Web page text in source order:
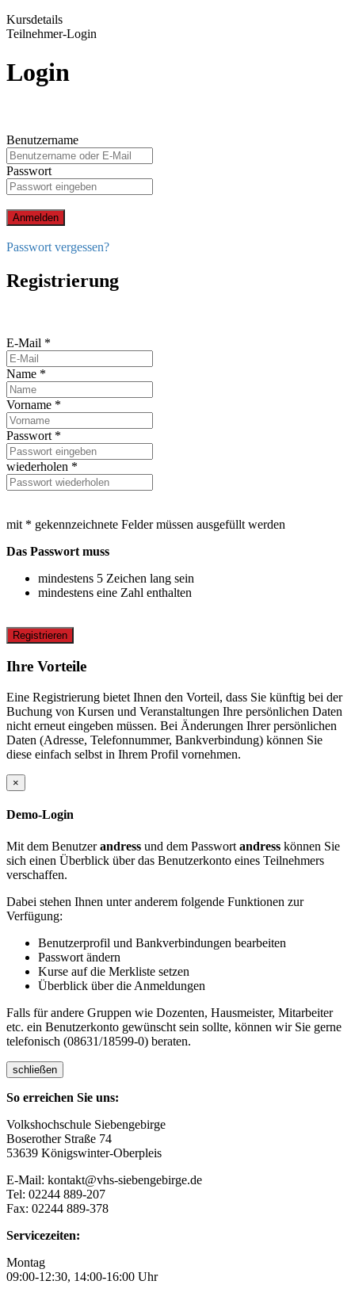
Kursdetails
Teilnehmer-Login
Login
Benutzername
Passwort
Anmelden
Passwort vergessen?
Registrierung
E-Mail *
Name *
Vorname *
Passwort *
wiederholen *
mit * gekennzeichnete Felder müssen ausgefüllt werden
Das Passwort muss
mindestens 5 Zeichen lang sein
mindestens eine Zahl enthalten
Registrieren
Ihre Vorteile
Eine Registrierung bietet Ihnen den Vorteil, dass Sie künftig bei der
Buchung von Kursen und Veranstaltungen Ihre persönlichen Daten
nicht erneut eingeben müssen. Bei Änderungen Ihrer persönlichen
Daten (Adresse, Telefonnummer, Bankverbindung) können Sie
diese einfach selbst in Ihrem Profil vornehmen.
×
Demo-Login
Mit dem Benutzerandress und dem Passwort andress können Sie
sich einen Überblick über das Benutzerkonto eines Teilnehmers
verschaffen.
Dabei stehen Ihnen unter anderem folgende Funktionen zur
Verfügung:
Benutzerprofil und Bankverbindungen bearbeiten
Passwort ändern
Kurse auf die Merkliste setzen
Überblick über die Anmeldungen
Falls für andere Gruppen wie Dozenten, Hausmeister, Mitarbeiter
etc. ein Benutzerkonto gewünscht sein sollte, können wir Sie gerne
telefonisch (08631/18599-0) beraten.
schließen
So erreichen Sie uns:
Volkshochschule Siebengebirge
Boserother Straße 74
53639 Königswinter-Oberpleis
E-Mail: kontakt@vhs-siebengebirge.de
Tel: 02244 889-207
Fax: 02244 889-378
Servicezeiten:
Montag
09:00-12:30, 14:00-16:00 Uhr